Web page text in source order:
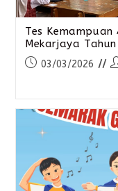
Tes Kemampuan
Mekarjaya
03/03/2026